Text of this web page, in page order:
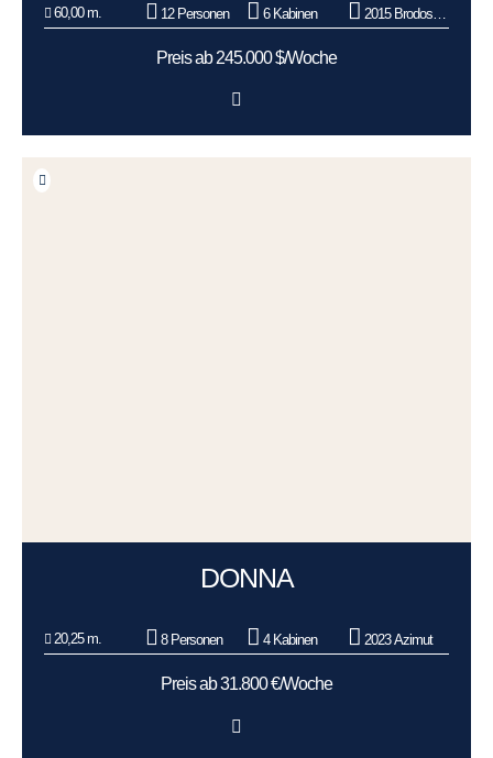
60,00 m. 12 Personen 6 Kabinen 2015 Brodosplit BSO d.o.o.
Preis ab 245.000 $/Woche
DONNA
20,25 m. 8 Personen 4 Kabinen 2023 Azimut
Preis ab 31.800 €/Woche